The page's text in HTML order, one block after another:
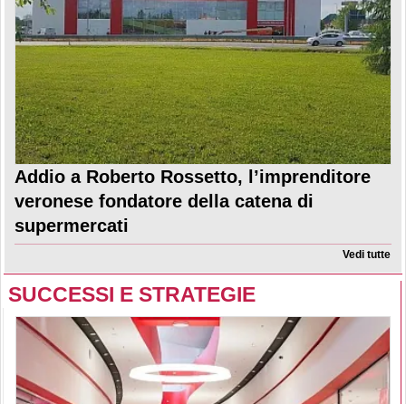
Addio a Roberto Rossetto, l’imprenditore
veronese fondatore della catena di
supermercati
Vedi tutte
SUCCESSI E STRATEGIE